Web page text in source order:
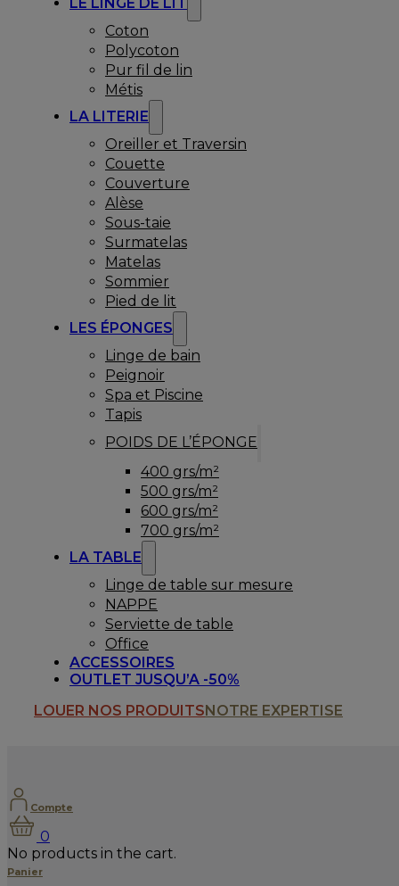
Coton
Polycoton
Pur fil de lin
Métis
LA LITERIE
Oreiller et Traversin
Couette
Couverture
Alèse
Sous-taie
Surmatelas
Matelas
Sommier
Pied de lit
LES ÉPONGES
Linge de bain
Peignoir
Spa et Piscine
Tapis
POIDS DE L’ÉPONGE
400 grs/m²
500 grs/m²
600 grs/m²
700 grs/m²
LA TABLE
Linge de table sur mesure
NAPPE
Serviette de table
Office
ACCESSOIRES
OUTLET JUSQU’A -50%
LOUER NOS PRODUITSNOTRE EXPERTISE
Compte
0
No products in the cart.
Panier